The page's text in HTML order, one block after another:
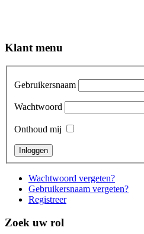
Klant menu
Gebruikersnaam
Wachtwoord
Onthoud mij
Wachtwoord vergeten?
Gebruikersnaam vergeten?
Registreer
Zoek uw rol